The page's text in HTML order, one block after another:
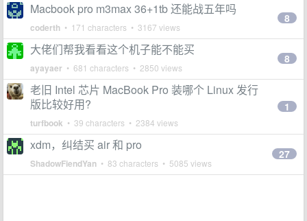
Macbook pro m3max 36+1tb 还能战五年吗
coderth • 171 characters • 3167 views
8
大佬们帮我看看这个机子能不能买
ayayaer • 681 characters • 2850 views
8
老旧 Intel 芯片 MacBook Pro 装哪个 Linux 发行
版比较好用?
turfbook • 39 characters • 2384 views
1
xdm，纠结买 air 和 pro
ShadowFiendYan • 83 characters • 5085 views
27